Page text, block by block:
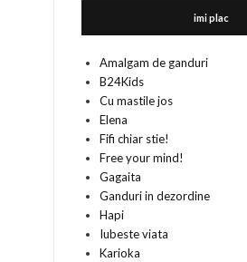
imi plac
Amalgam de ganduri
B24Kids
Cu mastile jos
Elena
Fifi chiar stie!
Free your mind!
Gagaita
Ganduri in dezordine
Hapi
Iubeste viata
Karioka